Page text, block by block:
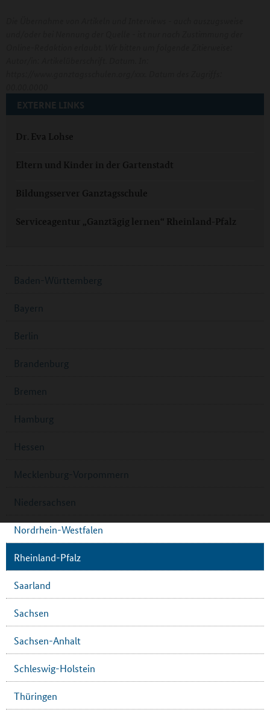
EXTERNE LINKS
Dr. Eva Lohse
Eltern und Kinder in der Gartenstadt
Bildungsserver Ganztagsschule
Serviceagentur „Ganztägig lernen“ Rheinland-Pfalz
Baden-Württemberg
Bayern
Berlin
Brandenburg
Bremen
Hamburg
Hessen
Mecklenburg-Vorpommern
Niedersachsen
Nordrhein-Westfalen
Rheinland-Pfalz
Saarland
Sachsen
Sachsen-Anhalt
Schleswig-Holstein
Thüringen